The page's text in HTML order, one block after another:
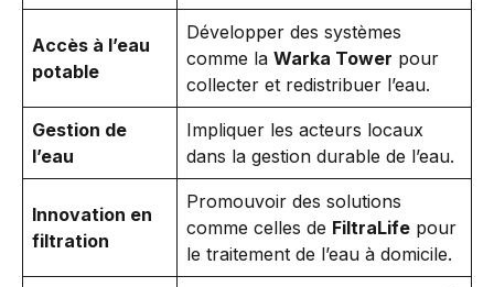
Accès à l’eau
potable
Développer des systèmes
comme la Warka Tower pour
collecter et redistribuer l’eau.
Gestion de
l’eau
Impliquer les acteurs locaux
dans la gestion durable de l’eau.
Innovation en
filtration
Promouvoir des solutions
comme celles de FiltraLife pour
le traitement de l’eau à domicile.